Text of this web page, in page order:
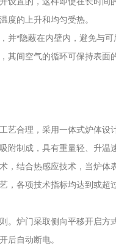
度的上升和均匀受热。
并*隐蔽在内壁内，避免与
其间空气的循环可保持表
艺合理，采用一体式炉体设
附制成，具有重量轻、升
，结合热感应技术，当炉
，各项技术指标均达到或超
。炉门采取侧向平移开启
后自动断电。